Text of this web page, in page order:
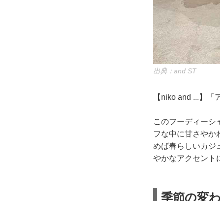
出典：and ST
【niko and ...】
このフーディーシ
フな中に甘さやか
めば春らしいカジ
やかなアクセント
季節の変